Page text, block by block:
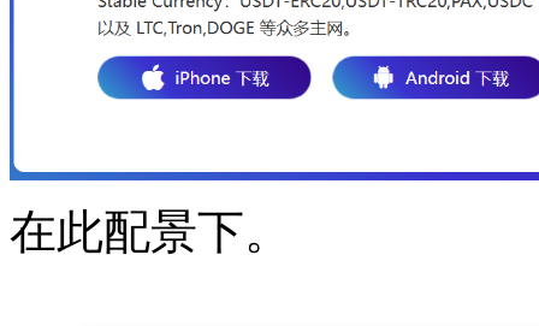
在此配景下。